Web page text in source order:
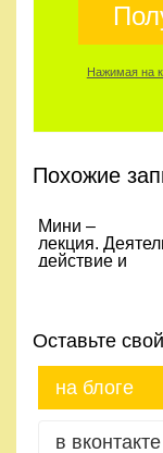
Нажимая на
Похожие
Мини –
лекция.
действие и
Оставьте
на блоге
в вконтакте